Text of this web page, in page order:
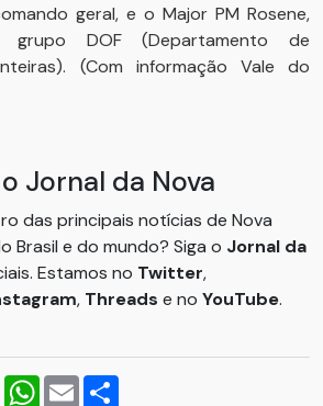
geral, e o Major PM Rosene,
grupo DOF (Departamento de
(Com informação Vale do
Jornal da Nova
das principais notícias de Nova
Brasil e do mundo? Siga o Jornal da
Estamos no Twitter,
, Threads e no YouTube.
PinterestWhatsApp
Email